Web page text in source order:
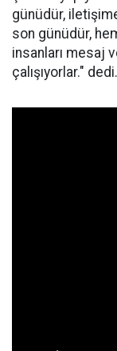
günüdür,
son günüdür,
insanları mesaj
çalışıyorlar." dedi.